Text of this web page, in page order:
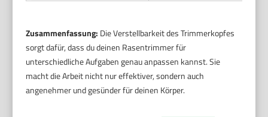
Zusammenfassung: Die Verstellbarkeit des Trimmerkopfes
sorgt dafür, dass du deinen Rasentrimmer für
unterschiedliche Aufgaben genau anpassen kannst. Sie
macht die Arbeit nicht nur effektiver, sondern auch
angenehmer und gesünder für deinen Körper.